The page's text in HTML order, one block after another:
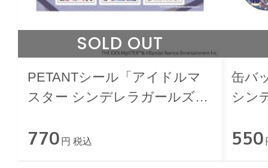
SOLD OUT
PETANTシール「アイドルマ
スター シンデレラガールズ」
770 円 税込
缶バ
シン
550